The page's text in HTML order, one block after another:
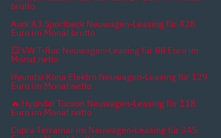
brutto
Audi A3 Sportback Neuwagen-Leasing für 428
Euro im Monat brutto
💥 VW T-Roc Neuwagen-Leasing für 88 Euro im
Monat netto
Hyundai Kona Elektro Neuwagen-Leasing für 129
Euro im Monat netto
🔥 Hyundai Tucson Neuwagen-Leasing für 118
Euro im Monat netto
Cupra Terramar im Neuwagen-Leasing für 345